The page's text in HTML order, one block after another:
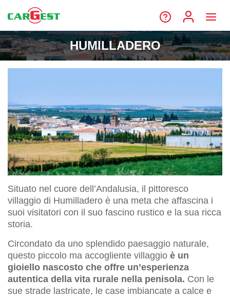
HUMILLADERO
Situato nel cuore dell’Andalusia, il pittoresco
villaggio di Humilladero è una meta che affascina i
suoi visitatori con il suo fascino rustico e la sua ricca
storia.
Circondato da uno splendido paesaggio naturale,
questo piccolo ma accogliente villaggio è un
gioiello nascosto che offre un’esperienza
autentica della vita rurale nella penisola. Con le
sue strade lastricate, le case imbiancate a calce e